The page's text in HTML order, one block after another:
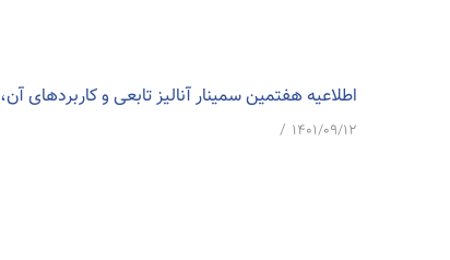
اطلاعیه هفتمین سمینار آنالیز تابعی و کاربردهای آن، 10 و 11 اسفند 1401، دانشگاه بین‌المللی امام خمینی (ره)
۱۴۰۱/۰۹/۱۲ /